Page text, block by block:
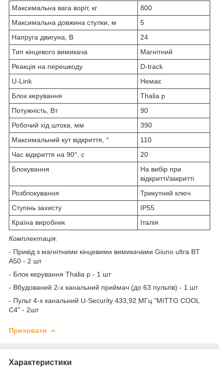
Максимальна вага воріт, кг
800
Максимальна довжина стулки, м
5
Напруга двигуна, В
24
Тип кінцевого вимикача
Магнітний
Реакція на перешкоду
D-track
U-Link
Немає
Блок керування
Thalia p
Потужність, Вт
90
Робочий хід штока, мм
390
Максимальний кут відкриття, °
110
Час відкриття на 90°, с
20
Блокування
На вибір при
відкритті/закритті
Розблокування
Трикутний ключ
Ступінь захисту
IP55
Країна виробник
Італія
Комплектація:
- Привід з магнітними кінцевими вимикачами Giuno ultra BT
A50 - 2 шт
- Блок керування Thalia p - 1 шт
- Вбудований 2-х канальний приймач (до 63 пультів) - 1 шт
- Пульт 4-х канальний U-Security 433,92 МГц "MITTO COOL
C4" - 2шт
Приховати
Характеристики